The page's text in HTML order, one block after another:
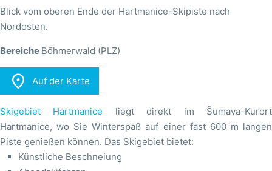
Blick vom oberen Ende der Hartmanice-Skipiste nach
Nordosten.
Bereiche Böhmerwald (PLZ)
 Auf der Karte
Skigebiet Hartmanice liegt direkt im Šumava-Kurort
Hartmanice, wo Sie Winterspaß auf einer fast 600 m langen
Piste genießen können. Das Skigebiet bietet:
Künstliche Beschneiung